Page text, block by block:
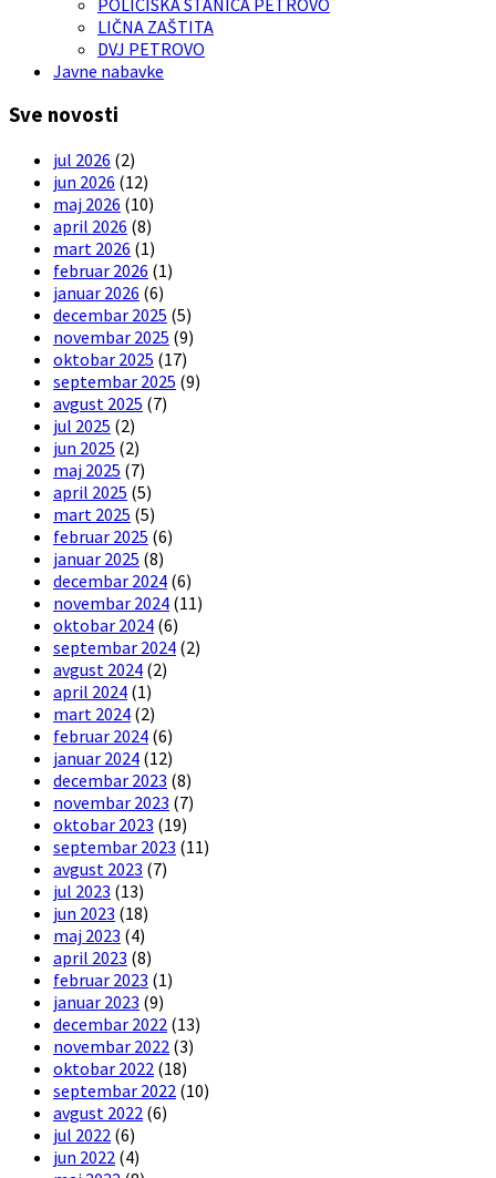
LIČNA ZAŠTITA
DVJ PETROVO
Javne nabavke
Sve novosti
jul 2026 (2)
jun 2026 (12)
maj 2026 (10)
april 2026 (8)
mart 2026 (1)
februar 2026 (1)
januar 2026 (6)
decembar 2025 (5)
novembar 2025 (9)
oktobar 2025 (17)
septembar 2025 (9)
avgust 2025 (7)
jul 2025 (2)
jun 2025 (2)
maj 2025 (7)
april 2025 (5)
mart 2025 (5)
februar 2025 (6)
januar 2025 (8)
decembar 2024 (6)
novembar 2024 (11)
oktobar 2024 (6)
septembar 2024 (2)
avgust 2024 (2)
april 2024 (1)
mart 2024 (2)
februar 2024 (6)
januar 2024 (12)
decembar 2023 (8)
novembar 2023 (7)
oktobar 2023 (19)
septembar 2023 (11)
avgust 2023 (7)
jul 2023 (13)
jun 2023 (18)
maj 2023 (4)
april 2023 (8)
februar 2023 (1)
januar 2023 (9)
decembar 2022 (13)
novembar 2022 (3)
oktobar 2022 (18)
septembar 2022 (10)
avgust 2022 (6)
jul 2022 (6)
jun 2022 (4)